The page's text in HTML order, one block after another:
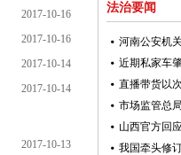
2017-10-16
2017-10-16
2017-10-14
2017-10-14
2017-10-13
法治要闻